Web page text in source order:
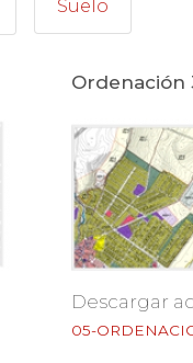
Suelo
Ordenación
Descargar
05-